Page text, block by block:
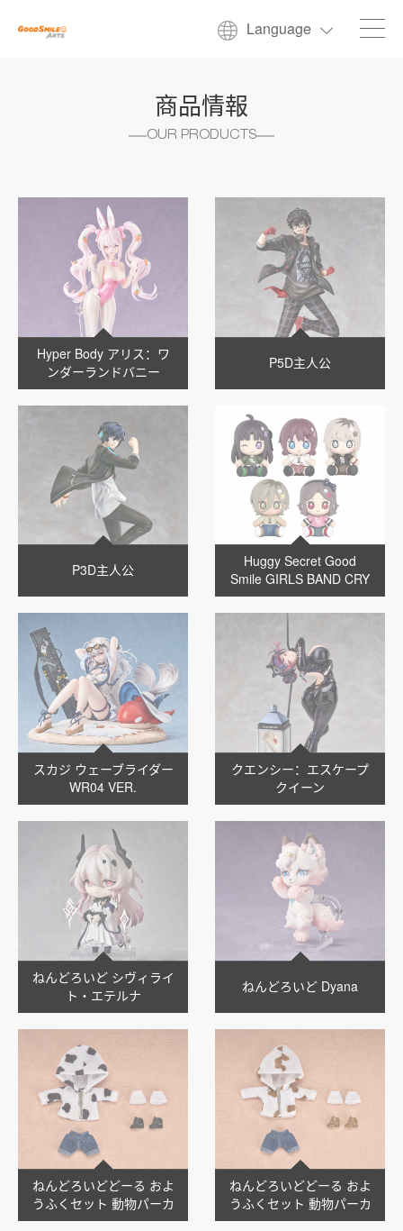
Language
商品情報
OUR PRODUCTS
Hyper Body アリス：ワ
ンダーランドバニー
P5D主人公
P3D主人公
Huggy Secret Good
Smile GIRLS BAND CRY
スカジ ウェーブライダー
WR04 VER.
クエンシー：エスケープ
クイーン
ねんどろいど シヴィライ
ト・エテルナ
ねんどろいど Dyana
ねんどろいどどーる およ
うふくセット 動物パーカ
ー ミルク
ねんどろいどどーる およ
うふくセット 動物パーカ
ー コーヒーミルク